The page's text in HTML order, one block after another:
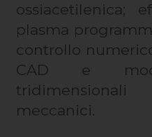
ossiacetilenica;
plasma
controllo
CAD e
meccanici.